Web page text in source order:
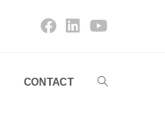
CONTACT